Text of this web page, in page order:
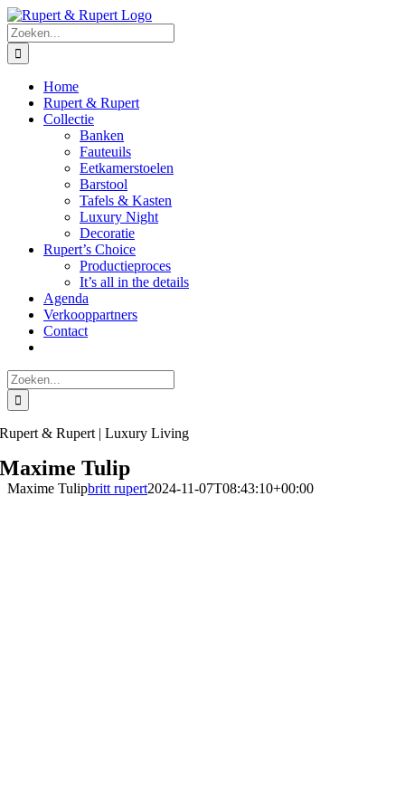
Ga
naar
inhoud
Zoeken
naar:
Home
Rupert & Rupert
Collectie
Banken
Fauteuils
Eetkamerstoelen
Barstool
Tafels & Kasten
Luxury Night
Decoratie
Rupert’s Choice
Productieproces
It’s all in the details
Agenda
Verkooppartners
Contact
Zoeken
naar:
Rupert & Rupert | Luxury Living
Maxime Tulip
Maxime Tulipbritt rupert2024-11-07T08:43:10+00:00